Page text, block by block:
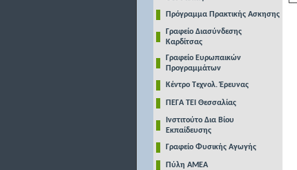
Πρόγραμμα Πρακτικής Ασκησης
Γραφείο Διασύνδεσης
Καρδίτσας
Γραφείο Ευρωπαικών
Προγραμμάτων
Κέντρο Τεχνολ. Έρευνας
ΠΕΓΑ ΤΕΙ Θεσσαλίας
Ινστιτούτο Δια Βίου
Εκπαίδευσης
Γραφείο Φυσικής Αγωγής
Πύλη ΑΜΕΑ